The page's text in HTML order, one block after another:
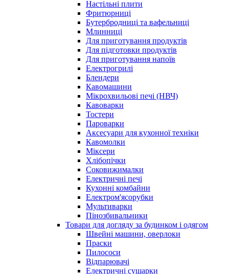
Настільні плити
Фритюрниці
Бутербродниці та вафельниці
Млинниці
Для приготування продуктів
Для підготовки продуктів
Для приготування напоїв
Електрогрилі
Блендери
Кавомашини
Мікрохвильові печі (НВЧ)
Кавоварки
Тостери
Пароварки
Аксесуари для кухонної техніки
Кавомолки
Міксери
Хлібопічки
Соковижималки
Електричні печі
Кухонні комбайни
Електром'ясорубки
Мультиварки
Пінозбивальники
Товари для догляду за будинком і одягом
Швейні машини, оверлоки
Праски
Пилососи
Відпарювачі
Електричні сушарки